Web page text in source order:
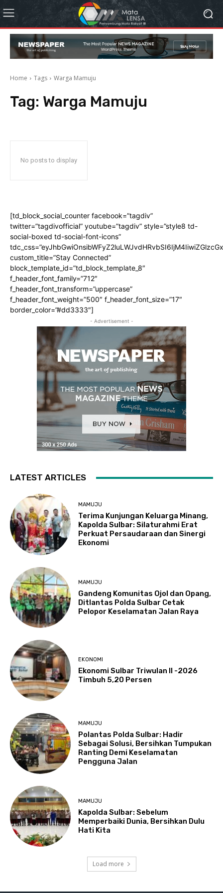
Home Tags Warga Mamuju
Tag: Warga Mamuju
No posts to display
[td_block_social_counter facebook=”tagdiv”
twitter=”tagdivofficial” youtube=”tagdiv” style=”style8 td-
social-boxed td-social-font-icons”
custom_title=”Stay Connected”
block_template_id=”td_block_template_8″
f_header_font_family=”712″
f_header_font_transform=”uppercase”
f_header_font_weight=”500″ f_header_font_size=”17″
border_color=”#dd3333″]
- Advertisement -
LATEST ARTICLES
MAMUJU
Terima Kunjungan Keluarga Minang,
Kapolda Sulbar: Silaturahmi Erat
Perkuat Persaudaraan dan Sinergi
Ekonomi
MAMUJU
Gandeng Komunitas Ojol dan Opang,
Ditlantas Polda Sulbar Cetak
Pelopor Keselamatan Jalan Raya
EKONOMI
Ekonomi Sulbar Triwulan II -2026
Timbuh 5,20 Persen
MAMUJU
Polantas Polda Sulbar: Hadir
Sebagai Solusi, Bersihkan Tumpukan
Ranting Demi Keselamatan
Pengguna Jalan
MAMUJU
Kapolda Sulbar: Sebelum
Memperbaiki Dunia, Bersihkan Dulu
Hati Kita
Load more